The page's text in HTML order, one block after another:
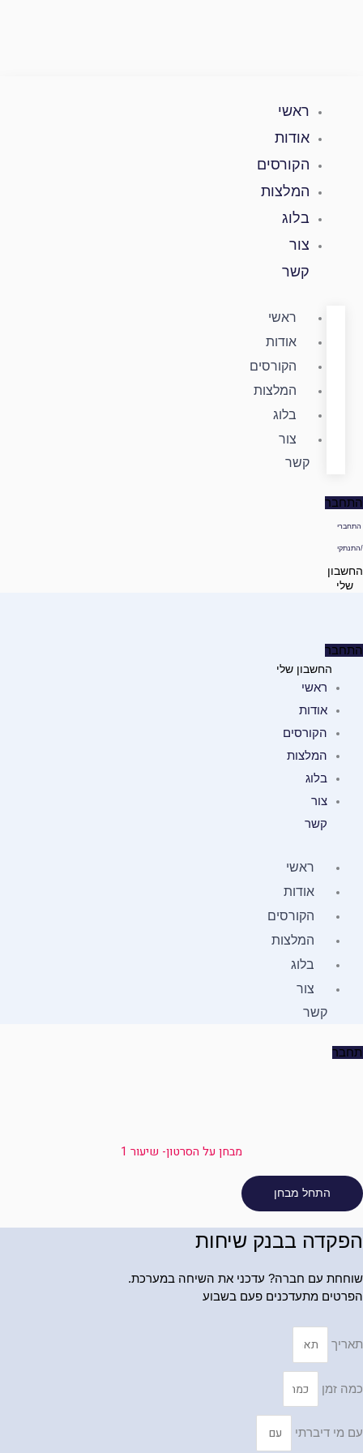
ראשי
אודות
הקורסים
המלצות
בלוג
צור
קשר
ראשי
אודות
הקורסים
המלצות
בלוג
צור
קשר
התחבר
התחברי
/התנתקי
החשבון
שלי
התחבר
החשבון שלי
ראשי
אודות
הקורסים
המלצות
בלוג
צור
קשר
ראשי
אודות
הקורסים
המלצות
בלוג
צור
קשר
מבחן על הסרטון- שיעור 1
הפקדה בבנק שיחות
שוחחת עם חברה? עדכני את השיחה במערכת.
הפרטים מתעדכנים פעם בשבוע
תאריך
כמה זמן
עם מי דיברתי